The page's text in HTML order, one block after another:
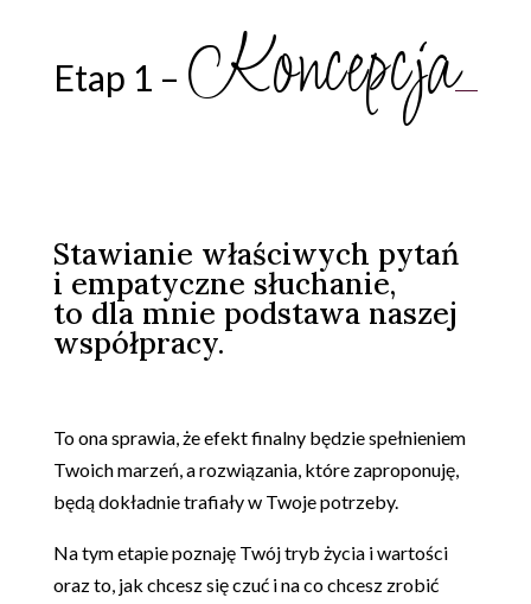
Etap 1 – Koncepcja
Stawianie właściwych pytań
i empatyczne słuchanie,
to dla mnie podstawa naszej
współpracy.
To ona sprawia, że efekt finalny będzie spełnieniem
Twoich marzeń, a rozwiązania, które zaproponuję,
będą dokładnie trafiały w Twoje potrzeby.
Na tym etapie poznaję Twój tryb życia i wartości
oraz to, jak chcesz się czuć i na co chcesz zrobić